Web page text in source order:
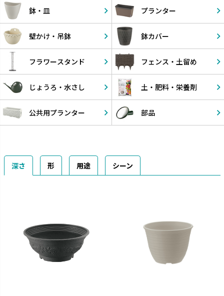
鉢・皿 プランター
壁かけ・ 吊鉢 鉢カバー
フラワースタンド フェンス・ 土留め
じょうろ・ 水さし 土・肥料・ 栄養剤
公共用プランター 部品
深さ 形 用途 シーン